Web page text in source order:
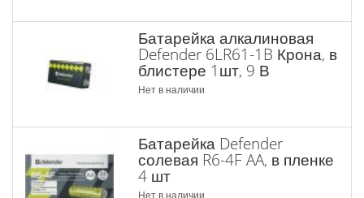
Батарейка алкалиновая
Defender 6LR61-1B Крона, в
блистере 1шт, 9 В
Нет в наличии
Батарейка Defender
солевая R6-4F AA, в пленке
4 шт
Нет в наличии